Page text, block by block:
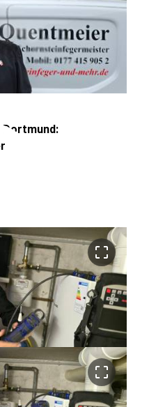
crop_free
crop_free